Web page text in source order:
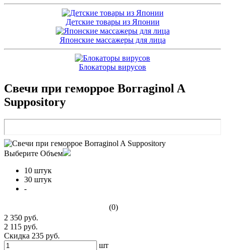
Детские товары из Японии
Японские массажеры для лица
Блокаторы вирусов
Свечи при геморрое Borraginol A
Suppository
Выберите Объем
10 штук
30 штук
-
(0)
2 350 руб.
2 115 руб.
Скидка 235 руб.
шт